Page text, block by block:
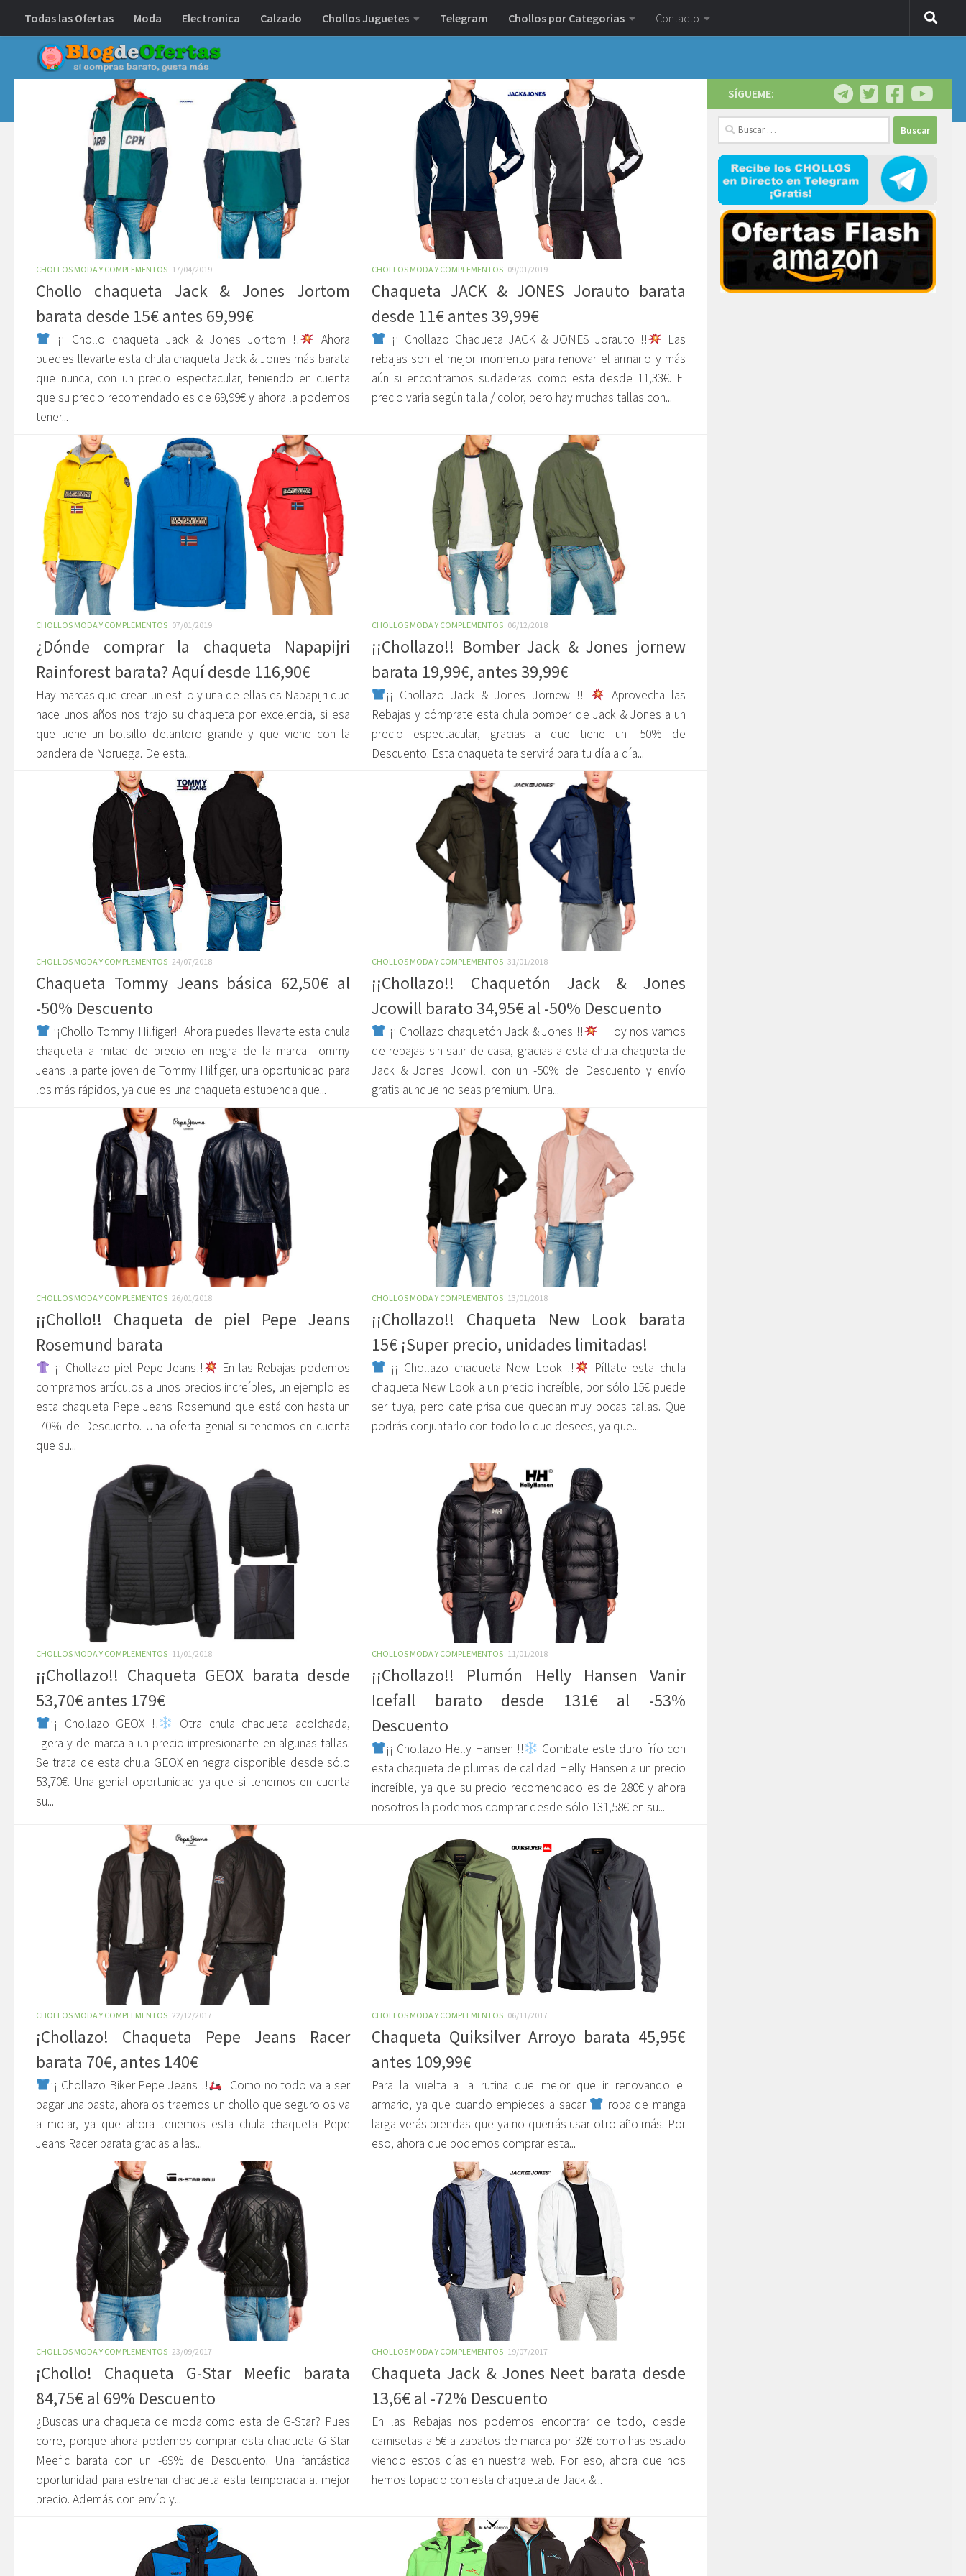
Debajo del contenido
Todas las Ofertas Moda Electronica Calzado Chollos Juguetes Telegram Chollos por Categorias Contacto
CHOLLOS MODA Y COMPLEMENTOS 17/04/2019
Chollo chaqueta Jack & Jones Jortom
barata desde 15€ antes 69,99€
¡¡ Chollo chaqueta Jack & Jones Jortom !!
Ahora
puedes llevarte esta chula chaqueta Jack & Jones más barata
que nunca, con un precio espectacular, teniendo en cuenta
que su precio recomendado es de 69,99€ y ahora la podemos
tener...
CHOLLOS MODA Y COMPLEMENTOS 09/01/2019
Chaqueta JACK & JONES Jorauto barata
desde 11€ antes 39,99€
¡¡ Chollazo Chaqueta JACK & JONES Jorauto !!
Las
rebajas son el mejor momento para renovar el armario y más
aún si encontramos sudaderas como esta desde 11,33€. El
precio varía según talla / color, pero hay muchas tallas con...
CHOLLOS MODA Y COMPLEMENTOS 07/01/2019
¿Dónde comprar la chaqueta Napapijri
Rainforest barata? Aquí desde 116,90€
Hay marcas que crean un estilo y una de ellas es Napapijri que
hace unos años nos trajo su chaqueta por excelencia, si esa
que tiene un bolsillo delantero grande y que viene con la
bandera de Noruega. De esta...
CHOLLOS MODA Y COMPLEMENTOS 06/12/2018
¡¡Chollazo!! Bomber Jack & Jones jornew
barata 19,99€, antes 39,99€
¡¡ Chollazo Jack & Jones Jornew !!
Aprovecha las
Rebajas y cómprate esta chula bomber de Jack & Jones a un
precio espectacular, gracias a que tiene un -50% de
Descuento. Esta chaqueta te servirá para tu día a día...
CHOLLOS MODA Y COMPLEMENTOS 24/07/2018
Chaqueta Tommy Jeans básica 62,50€ al
-50% Descuento
¡¡Chollo Tommy Hilfiger! Ahora puedes llevarte esta chula
chaqueta a mitad de precio en negra de la marca Tommy
Jeans la parte joven de Tommy Hilfiger, una oportunidad para
los más rápidos, ya que es una chaqueta estupenda que...
CHOLLOS MODA Y COMPLEMENTOS 31/01/2018
¡¡Chollazo!! Chaquetón Jack & Jones
Jcowill barato 34,95€ al -50% Descuento
¡¡ Chollazo chaquetón Jack & Jones !!
Hoy nos vamos
de rebajas sin salir de casa, gracias a esta chula chaqueta de
Jack & Jones Jcowill con un -50% de Descuento y envío
gratis aunque no seas premium. Una...
CHOLLOS MODA Y COMPLEMENTOS 26/01/2018
¡¡Chollo!! Chaqueta de piel Pepe Jeans
Rosemund barata
¡¡ Chollazo piel Pepe Jeans!!
En las Rebajas podemos
comprarnos artículos a unos precios increíbles, un ejemplo es
esta chaqueta Pepe Jeans Rosemund que está con hasta un
-70% de Descuento. Una oferta genial si tenemos en cuenta
que su...
CHOLLOS MODA Y COMPLEMENTOS 13/01/2018
¡¡Chollazo!! Chaqueta New Look barata
15€ ¡Super precio, unidades limitadas!
¡¡ Chollazo chaqueta New Look !!
Píllate esta chula
chaqueta New Look a un precio increíble, por sólo 15€ puede
ser tuya, pero date prisa que quedan muy pocas tallas. Que
podrás conjuntarlo con todo lo que desees, ya que...
CHOLLOS MODA Y COMPLEMENTOS 11/01/2018
¡¡Chollazo!! Chaqueta GEOX barata desde
53,70€ antes 179€
¡¡ Chollazo GEOX !!
Otra chula chaqueta acolchada,
ligera y de marca a un precio impresionante en algunas tallas.
Se trata de esta chula GEOX en negra disponible desde sólo
53,70€. Una genial oportunidad ya que si tenemos en cuenta
su...
CHOLLOS MODA Y COMPLEMENTOS 11/01/2018
¡¡Chollazo!! Plumón Helly Hansen Vanir
Icefall barato desde 131€ al -53%
Descuento
¡¡ Chollazo Helly Hansen !!
Combate este duro frío con
esta chaqueta de plumas de calidad Helly Hansen a un precio
increíble, ya que su precio recomendado es de 280€ y ahora
nosotros la podemos comprar desde sólo 131,58€ en su...
CHOLLOS MODA Y COMPLEMENTOS 22/12/2017
¡Chollazo! Chaqueta Pepe Jeans Racer
barata 70€, antes 140€
¡¡ Chollazo Biker Pepe Jeans !!
Como no todo va a ser
pagar una pasta, ahora os traemos un chollo que seguro os va
a molar, ya que ahora tenemos esta chula chaqueta Pepe
Jeans Racer barata gracias a las...
CHOLLOS MODA Y COMPLEMENTOS 06/11/2017
Chaqueta Quiksilver Arroyo barata 45,95€
antes 109,99€
Para la vuelta a la rutina que mejor que ir renovando el
armario, ya que cuando empieces a sacar
ropa de manga
larga verás prendas que ya no querrás usar otro año más. Por
eso, ahora que podemos comprar esta...
CHOLLOS MODA Y COMPLEMENTOS 23/09/2017
¡Chollo! Chaqueta G-Star Meefic barata
84,75€ al 69% Descuento
¿Buscas una chaqueta de moda como esta de G-Star? Pues
corre, porque ahora podemos comprar esta chaqueta G-Star
Meefic barata con un -69% de Descuento. Una fantástica
oportunidad para estrenar chaqueta esta temporada al mejor
precio. Además con envío y...
CHOLLOS MODA Y COMPLEMENTOS 19/07/2017
Chaqueta Jack & Jones Neet barata desde
13,6€ al -72% Descuento
En las Rebajas nos podemos encontrar de todo, desde
camisetas a 5€ a zapatos de marca por 32€ como has estado
viendo estos días en nuestra web. Por eso, ahora que nos
hemos topado con esta chaqueta de Jack &...
SÍGUEME:
Buscar: